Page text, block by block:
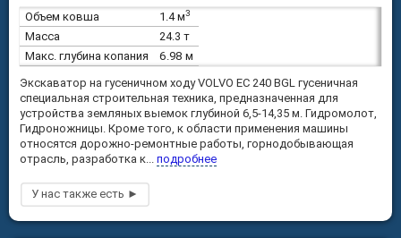
Объем ковша 1.4 м3
Масса
24.3 т
Макс. глубина копания
6.98 м
Экскаватор на гусеничном ходу VOLVO EC 240 BGL гусеничная
специальная строительная техника, предназначенная для
устройства земляных выемок глубиной 6,5-14,35 м. Гидромолот,
Гидроножницы. Кроме того, к области применения машины
относятся дорожно-ремонтные работы, горнодобывающая
отрасль, разработка к... подробнее